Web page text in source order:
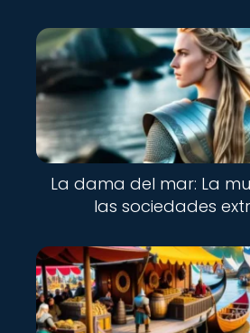
La dama del mar: La
las sociedades